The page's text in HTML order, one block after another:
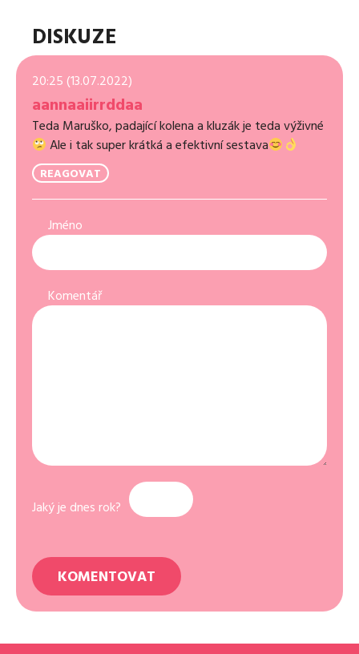
DISKUZE
20:25 (13.07.2022)
aannaaiirrddaa
Teda Maruško, padající kolena a kluzák je teda výživné
Ale i tak super krátká a efektivní sestava
REAGOVAT
Jméno
Komentář
Jaký je dnes rok?